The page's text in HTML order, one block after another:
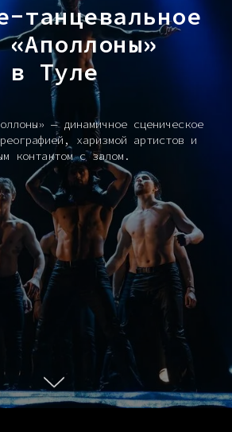
танцевальное
в Туле
— динамичное сценическое
харизмой артистов и
контактом с залом.